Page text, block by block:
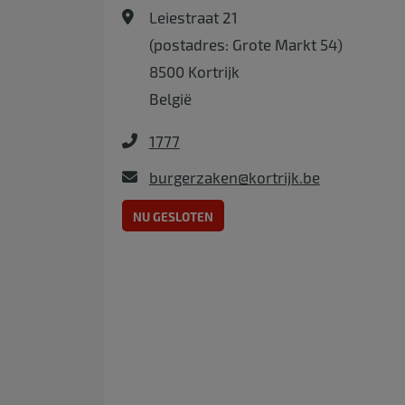
Leiestraat 21
(postadres: Grote Markt 54)
8500 Kortrijk
België
1777
burgerzaken@kortrijk.be
NU GESLOTEN